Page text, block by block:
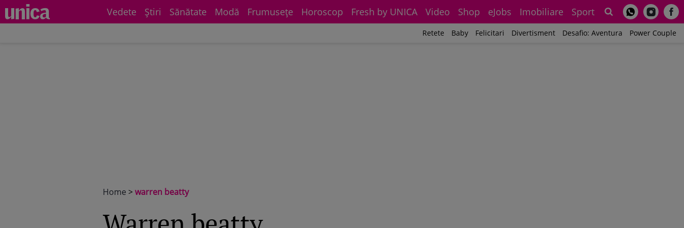
Vedete Știri Sănătate Modă Frumuseţe Horoscop Fresh by UNICA Video Shop eJobs Imobiliare Sport
Retete Baby Felicitari Divertisment Desafio: Aventura Power Couple
Home >warren beatty